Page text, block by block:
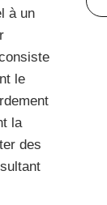
à un
le
la
des